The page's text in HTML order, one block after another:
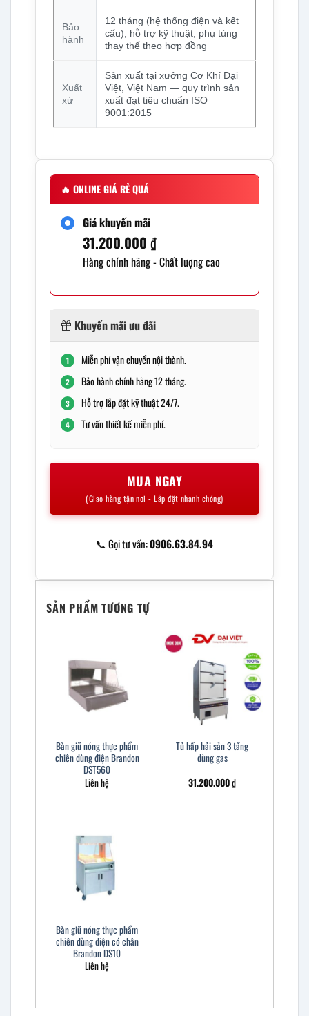
Bảo
hành
12 tháng (hệ thống điện và kết
cấu); hỗ trợ kỹ thuật, phụ tùng
thay thế theo hợp đồng
Xuất
xứ
Sản xuất tại xưởng Cơ Khí Đại
Việt, Việt Nam — quy trình sản
xuất đạt tiêu chuẩn ISO
9001:2015
🔥 ONLINE GIÁ RẺ QUÁ
Giá khuyến mãi
31.200.000 ₫
Hàng chính hãng - Chất lượng cao
Khuyến mãi ưu đãi
1 Miễn phí vận chuyển nội thành.
2 Bảo hành chính hãng 12 tháng.
3 Hỗ trợ lắp đặt kỹ thuật 24/7.
4 Tư vấn thiết kế miễn phí.
MUA NGAY
(Giao hàng tận nơi - Lắp đặt nhanh chóng)
📞 Gọi tư vấn:0906.63.84.94
SẢN PHẨM TƯƠNG TỰ
Bàn giữ nóng thực phẩm
chiên dùng điện Brandon
DST560
Liên hệ
Tủ hấp hải sản 3 tầng
dùng gas
31.200.000₫
Bàn giữ nóng thực phẩm
chiên dùng điện có chân
Brandon DS10
Liên hệ